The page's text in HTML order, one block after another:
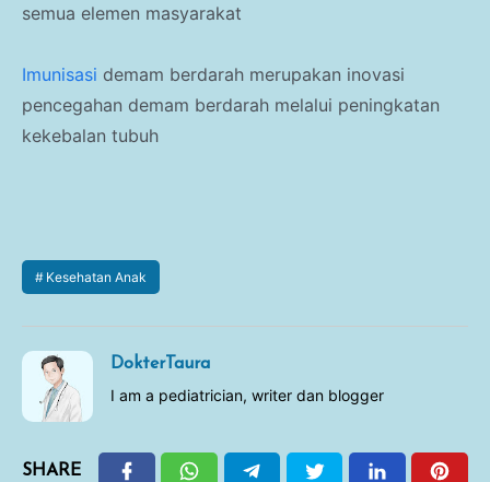
semua elemen masyarakat
Imunisasi demam berdarah merupakan inovasi
pencegahan demam berdarah melalui peningkatan
kekebalan tubuh
Kesehatan Anak
DokterTaura
I am a pediatrician, writer dan blogger
SHARE